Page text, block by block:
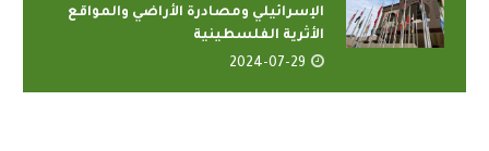
الإسرائيلي ومصادرة الأراضي والمواقع
الأثرية الفلسطينية
2024-07-29